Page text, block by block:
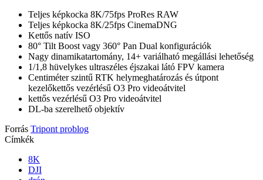
Teljes képkocka 8K/75fps ProRes RAW
Teljes képkocka 8K/25fps CinemaDNG
Kettős natív ISO
80° Tilt Boost vagy 360° Pan Dual konfigurációk
Nagy dinamikatartomány, 14+ variálható megállási lehetőség
1/1,8 hüvelykes ultraszéles éjszakai látó FPV kamera
Centiméter szintű RTK helymeghatározás és útpont
kezelőkettős vezérlésű O3 Pro videoátvitel
kettős vezérlésű O3 Pro videoátvitel
DL-ba szerelhető objektív
Forrás Tripont problog
Címkék
8K
DJI